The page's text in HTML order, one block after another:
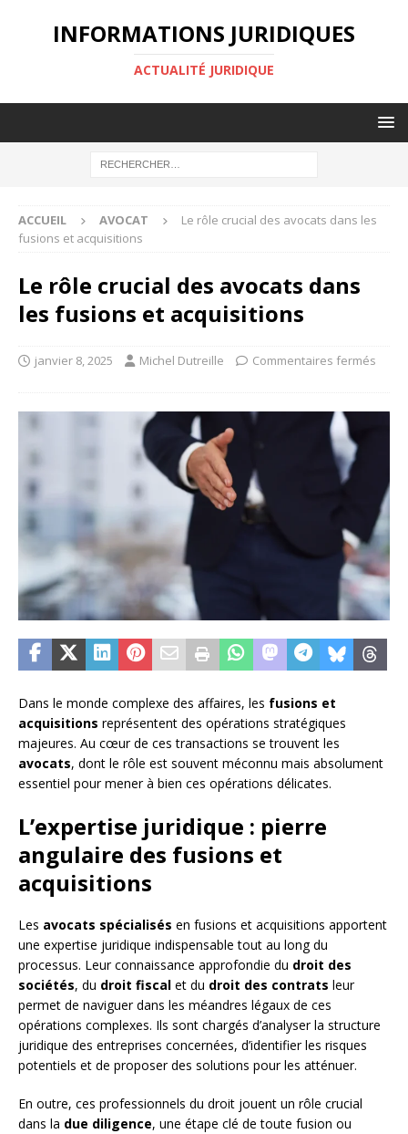
INFORMATIONS JURIDIQUES
ACTUALITÉ JURIDIQUE
ACCUEIL AVOCAT
Le rôle crucial des avocats dans les
fusions et acquisitions
Le rôle crucial des avocats dans
les fusions et acquisitions
janvier 8, 2025 Michel Dutreille Commentaires fermés
Dans le monde complexe des affaires, les fusions et
acquisitions représentent des opérations stratégiques
majeures. Au cœur de ces transactions se trouvent les
avocats, dont le rôle est souvent méconnu mais absolument
essentiel pour mener à bien ces opérations délicates.
L’expertise juridique : pierre
angulaire des fusions et
acquisitions
Les avocats spécialisés en fusions et acquisitions apportent
une expertise juridique indispensable tout au long du
processus. Leur connaissance approfondie du droit des
sociétés, du droit fiscal et du droit des contrats leur
permet de naviguer dans les méandres légaux de ces
opérations complexes. Ils sont chargés d’analyser la structure
juridique des entreprises concernées, d’identifier les risques
potentiels et de proposer des solutions pour les atténuer.
En outre, ces professionnels du droit jouent un rôle crucial
dans la due diligence, une étape clé de toute fusion ou